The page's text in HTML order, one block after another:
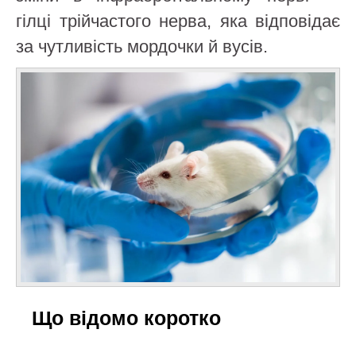
гілці трійчастого нерва, яка відповідає
за чутливість мордочки й вусів.
Що відомо коротко